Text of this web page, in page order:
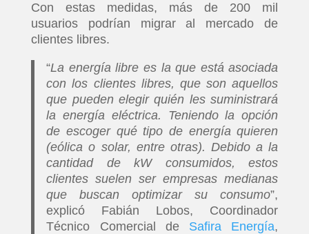
Con estas medidas, más de 200 mil
usuarios podrían migrar al mercado de
clientes libres.
“La energía libre es la que está asociada
con los clientes libres, que son aquellos
que pueden elegir quién les suministrará
la energía eléctrica. Teniendo la opción
de escoger qué tipo de energía quieren
(eólica o solar, entre otras). Debido a la
cantidad de kW consumidos, estos
clientes suelen ser empresas medianas
que buscan optimizar su consumo”,
explicó Fabián Lobos, Coordinador
Técnico Comercial de Safira Energía,